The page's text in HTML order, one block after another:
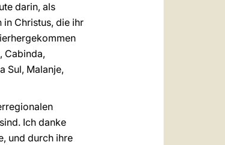
darin, als
in Christus, die ihr
Cabinda,
Sul, Malanje,
Ich danke
und durch ihre